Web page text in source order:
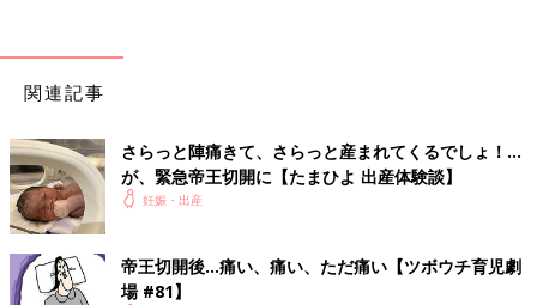
関連記事
さらっと陣痛きて、さらっと産まれてくるでしょ！…
が、緊急帝王切開に【たまひよ 出産体験談】
妊娠・出産
帝王切開後…痛い、痛い、ただ痛い【ツボウチ育児劇
場 #81】